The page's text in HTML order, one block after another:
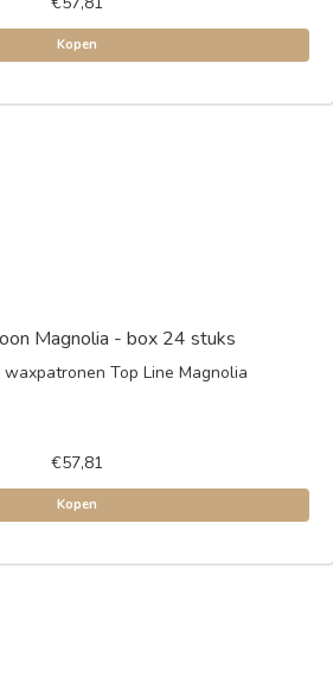
Kopen
Magnolia - box 24 stuks
Top Line Magnolia
€57,81
Kopen